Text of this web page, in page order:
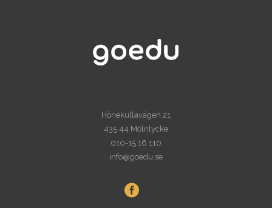
Hönekullavägen 21
435 44 Mölnlycke
010-15 16 110
info@goedu.se